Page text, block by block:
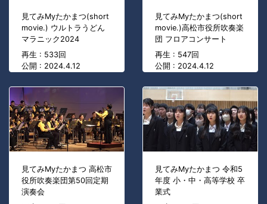
見てみMyたかまつ(short
movie.) ウルトラうどん
マラニック2024
再生 : 533回
公開 : 2024.4.12
見てみMyたかまつ(short
movie.)高松市役所吹奏楽
団 フロアコンサート
再生 : 547回
公開 : 2024.4.12
見てみMyたかまつ 高松市
役所吹奏楽団第50回定期
演奏会
見てみMyたかまつ 令和5
年度 小・中・高等学校 卒
業式